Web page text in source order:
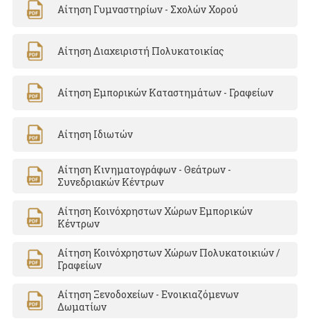
Αίτηση Γυμναστηρίων - Σχολών Χορού
Αίτηση Διαχειριστή Πολυκατοικίας
Αίτηση Εμπορικών Καταστημάτων - Γραφείων
Αίτηση Ιδιωτών
Αίτηση Κινηματογράφων - Θεάτρων -
Συνεδριακών Κέντρων
Αίτηση Κοινόχρηστων Χώρων Εμπορικών
Κέντρων
Αίτηση Κοινόχρηστων Χώρων Πολυκατοικιών /
Γραφείων
Αίτηση Ξενοδοχείων - Ενοικιαζόμενων
Δωματίων